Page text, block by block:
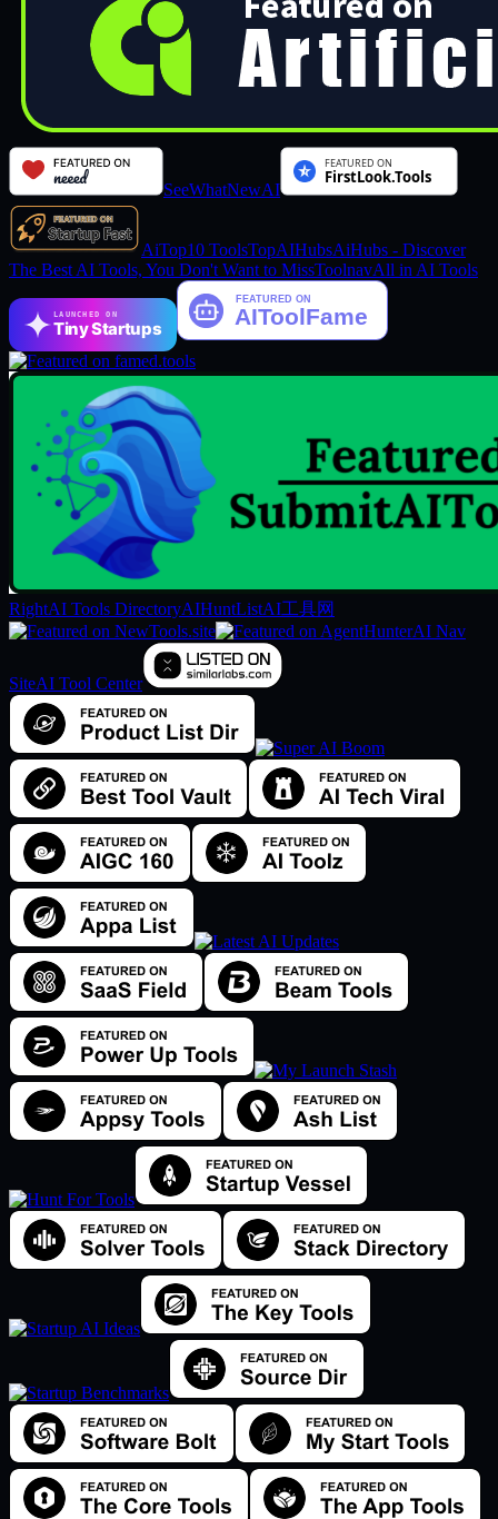
SeeWhatNewAI
AiTop10 ToolsTopAIHubsAiHubs - Discover
The Best AI Tools, You Don't Want to MissToolnavAll in AI Tools
LAUNCHED ON
Tiny Startups
RightAI Tools DirectoryAIHuntListAI工具网
AI Nav
SiteAI Tool Center